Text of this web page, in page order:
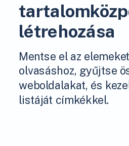
létrehozása
Mentse el az
olvasáshoz, gyűjtse
weboldalakat, és
listáját címkékkel.